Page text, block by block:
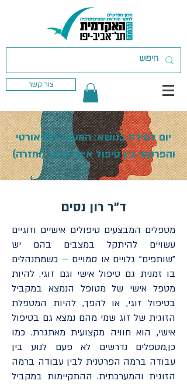
צור קשר
יום למידה בנושא: המעבר התיאורטי
והפרקטי בין טיפול אישי לזוגי (וחזרה)
ד"ר רון נסים
מטפלים המבצעים טיפולים אישיים וזוגיים
עשויים להיתקל במצבים בהם יש
"שותפים" גלויים או סמויים – כשמתנהלים
בו זמנית גם טיפול אישי וגם זוגי. להיות
מטפל אישי של מטופל הנמצא במקביל
בטיפול זוגי, או להפך, להיות המטפלת
הזוגית של זוג שמי מהם נמצא גם בטיפול
אישי, הוא חוויה מקצועית מאתגרת. כמו
כן,מטפלים נדרשים לא פעם לנוע בין
עבודה ברמה הפרטנית לבין עבודה ברמה
הזוגית והמערכתית. ההתקיימות במקביל